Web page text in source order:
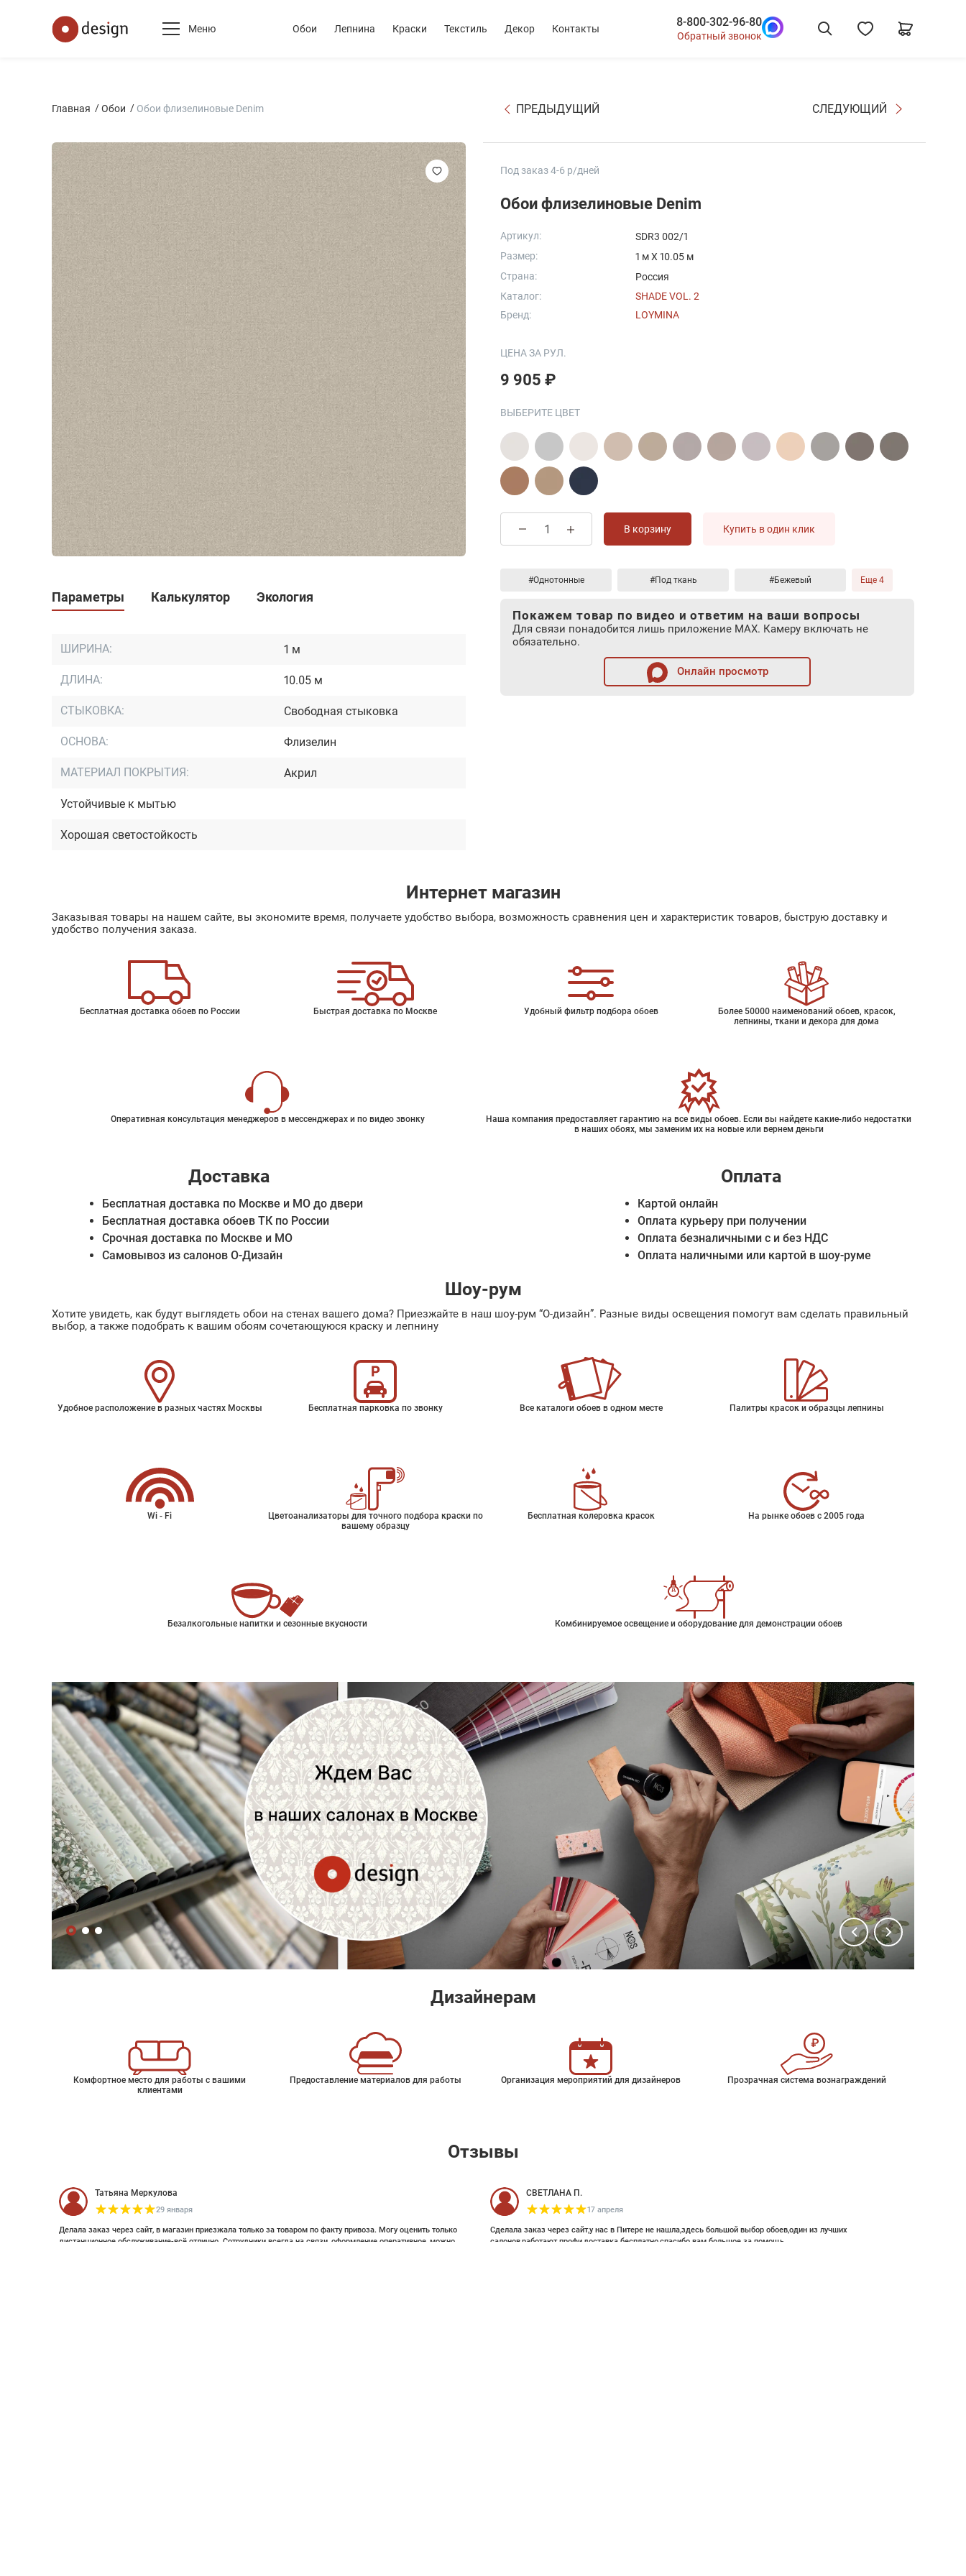
Меню Обои Лепнина Краски Текстиль Декор Контакты 8-800-302-96-80
Обратный звонок
Главная Обои Обои флизелиновые Denim ПРЕДЫДУЩИЙ СЛЕДУЮЩИЙ
Параметры Калькулятор Экология
ШИРИНА: 1 м
ДЛИНА: 10.05 м
СТЫКОВКА: Свободная стыковка
ОСНОВА: Флизелин
МАТЕРИАЛ ПОКРЫТИЯ: Акрил
Устойчивые к мытью
Хорошая светостойкость
Под заказ 4-6 р/дней
Обои флизелиновые Denim
Артикул:
SDR3 002/1
Размер:
1 м X 10.05 м
Страна:
Россия
Каталог:
SHADE VOL. 2
Бренд:
LOYMINA
ЦЕНА ЗА РУЛ.
9 905 ₽
ВЫБЕРИТЕ ЦВЕТ
В корзину Купить в один клик
#Однотонные #Под ткань #Бежевый Еще 4
Покажем товар по видео и ответим на ваши вопросы
Для связи понадобится лишь приложение MAX. Камеру включать не
обязательно.
Онлайн просмотр
Интернет магазин
Заказывая товары на нашем сайте, вы экономите время, получаете удобство выбора, возможность сравнения цен и характеристик товаров, быструю доставку и
удобство получения заказа.
Бесплатная доставка обоев по России Быстрая доставка по Москве Удобный фильтр подбора обоев
Более 50000 наименований обоев, красок,
лепнины, ткани и декора для дома
Оперативная консультация менеджеров в мессенджерах и по видео звонку
Наша компания предоставляет гарантию на все виды обоев. Если вы найдете какие-либо недостатки
в наших обоях, мы заменим их на новые или вернем деньги
Доставка
Бесплатная доставка по Москве и МО до двери
Бесплатная доставка обоев ТК по России
Срочная доставка по Москве и МО
Самовывоз из салонов О-Дизайн
Оплата
Картой онлайн
Оплата курьеру при получении
Оплата безналичными с и без НДС
Оплата наличными или картой в шоу-руме
Шоу-рум
Хотите увидеть, как будут выглядеть обои на стенах вашего дома? Приезжайте в наш шоу-рум “О-дизайн”. Разные виды освещения помогут вам сделать правильный
выбор, а также подобрать к вашим обоям сочетающуюся краску и лепнину
Удобное расположение в разных частях Москвы Бесплатная парковка по звонку Все каталоги обоев в одном месте Палитры красок и образцы лепнины
Wi - Fi
Цветоанализаторы для точного подбора краски по
вашему образцу
Бесплатная колеровка красок На рынке обоев с 2005 года
Безалкогольные напитки и сезонные вкусности Комбинируемое освещение и оборудование для демонстрации обоев
Дизайнерам
Комфортное место для работы с вашими
клиентами
Предоставление материалов для работы Организация мероприятий для дизайнеров Прозрачная система вознаграждений
Отзывы
Татьяна Меркулова
29 января
Делала заказ через сайт, в магазин приезжала только за товаром по факту привоза. Могу оценить только
дистанционное обслуживание-всё отлично. Сотрудники всегда на связи, оформление оперативное, можно
СВЕТЛАНА П.
17 апреля
Сделала заказ через сайт,у нас в Питере не нашла,здесь большой выбор обоев,один из лучших
салонов,работают профи,доставка бесплатно,спасибо вам большое за помощь.